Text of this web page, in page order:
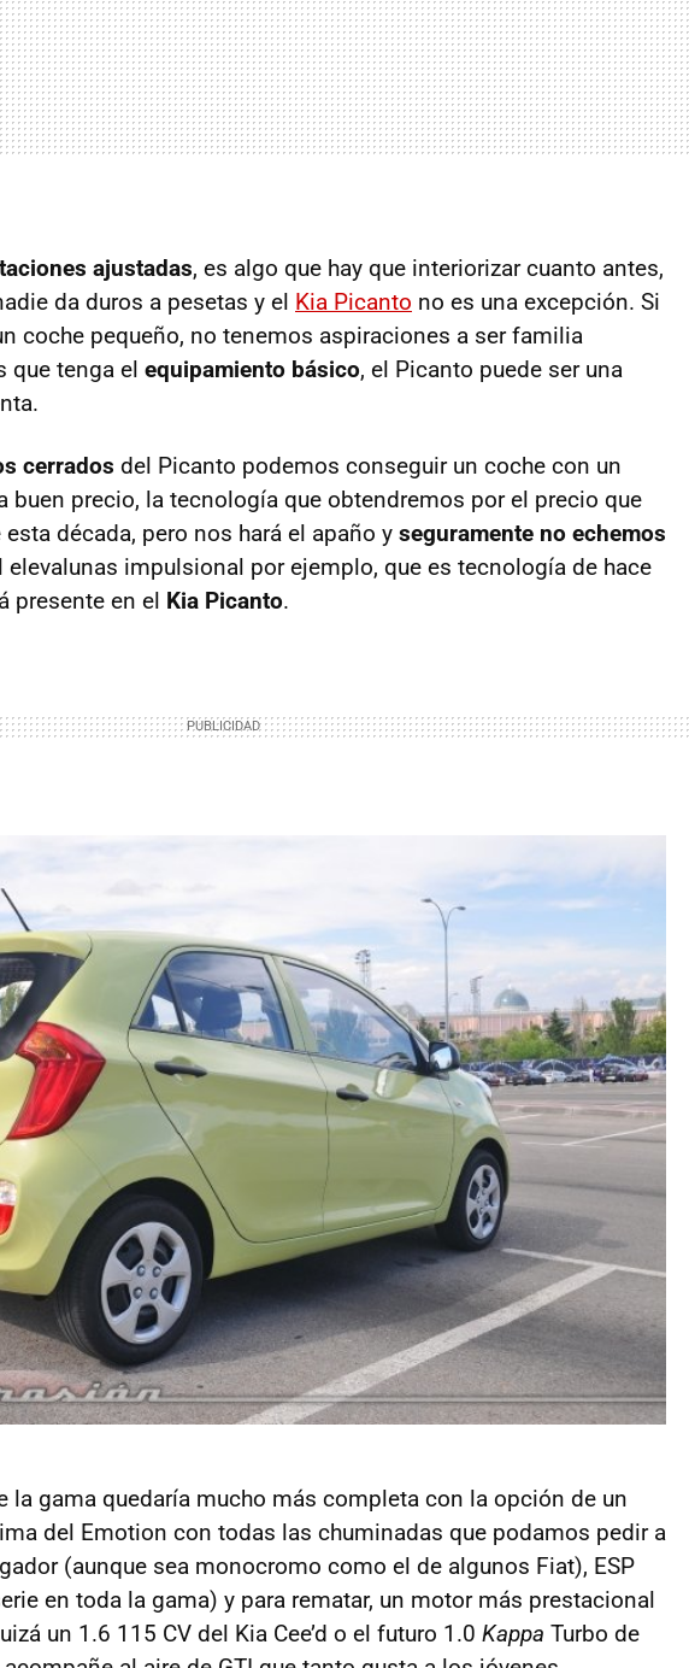
ajustadas, es algo que hay que interiorizar cuanto antes,
da duros a pesetas y el Kia Picanto no es una excepción. Si
coche pequeño, no tenemos aspiraciones a ser familia
que tenga el equipamiento básico, el Picanto puede ser una
cerrados del Picanto podemos conseguir un coche con un
buen precio, la tecnología que obtendremos por el precio que
década, pero nos hará el apaño y seguramente no echemos
elevalunas impulsional por ejemplo, que es tecnología de hace
presente en el Kia Picanto.
la gama quedaría mucho más completa con la opción de un
del Emotion con todas las chuminadas que podamos pedir a
(aunque sea monocromo como el de algunos Fiat), ESP
en toda la gama) y para rematar, un motor más prestacional
un 1.6 115 CV del Kia Cee’d o el futuro 1.0 Kappa Turbo de